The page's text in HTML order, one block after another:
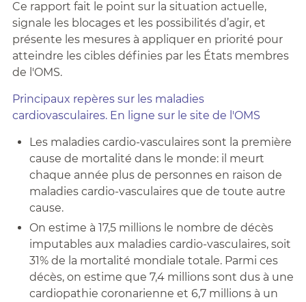
Ce rapport fait le point sur la situation actuelle,
signale les blocages et les possibilités d’agir, et
présente les mesures à appliquer en priorité pour
atteindre les cibles définies par les États membres
de l'OMS.
Principaux repères sur les maladies
cardiovasculaires. En ligne sur le site de l'OMS
Les maladies cardio-vasculaires sont la première
cause de mortalité dans le monde: il meurt
chaque année plus de personnes en raison de
maladies cardio-vasculaires que de toute autre
cause.
On estime à 17,5 millions le nombre de décès
imputables aux maladies cardio-vasculaires, soit
31% de la mortalité mondiale totale. Parmi ces
décès, on estime que 7,4 millions sont dus à une
cardiopathie coronarienne et 6,7 millions à un